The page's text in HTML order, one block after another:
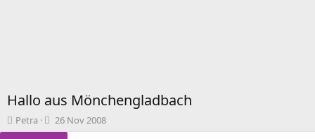
Hallo aus Mönchengladbach
T
h
Petra
B
e
26 Nov 2008